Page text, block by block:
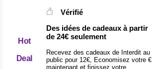
Hot
Deal
Vérifié
Des idées de cadeaux à partir
de 24€ seulement
Recevez des cadeaux de Interdit au
public pour 12€, Economisez votre €
maintenant et finissez votre